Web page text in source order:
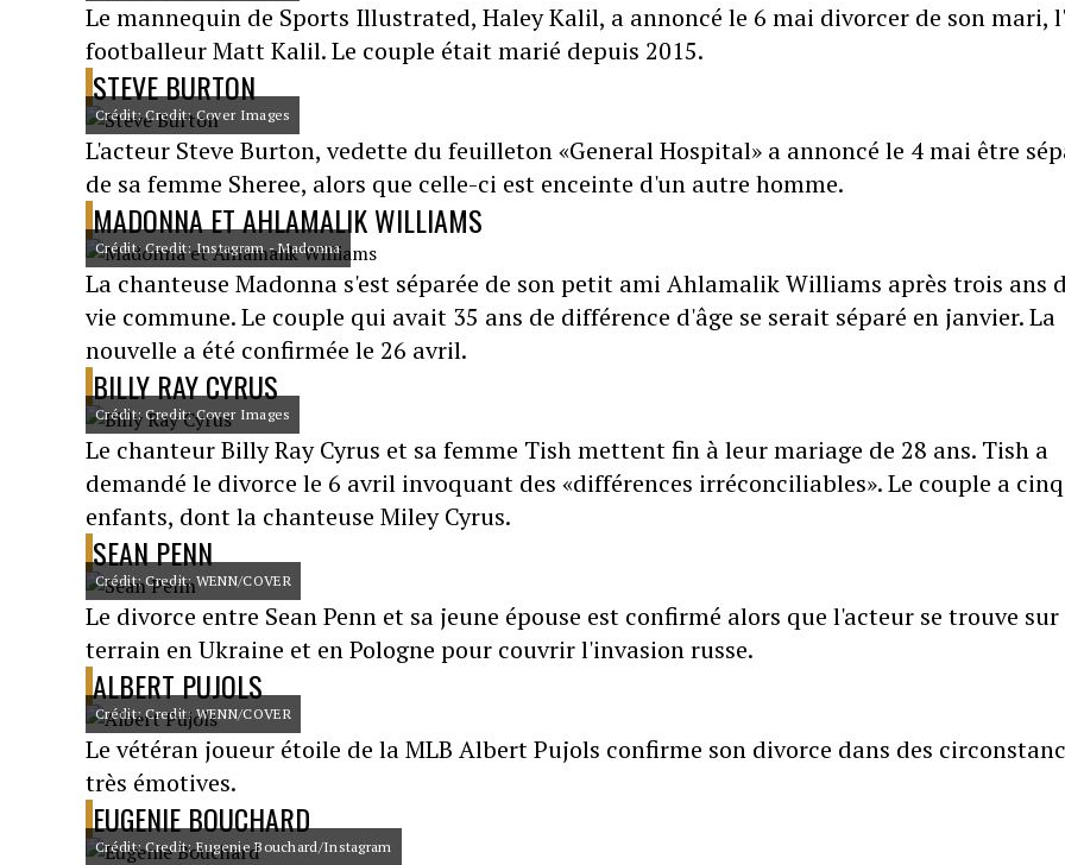
Le mannequin de Sports Illustrated, Haley Kalil, a annoncé le 6 mai divorcer de son mari,
footballeur Matt Kalil. Le couple était marié depuis 2015.
STEVE BURTON
Crédit: Credit: Cover Images
L'acteur Steve Burton, vedette du feuilleton «General Hospital» a annoncé le 4 mai être
de sa femme Sheree, alors que celle-ci est enceinte d'un autre homme.
MADONNA ET AHLAMALIK WILLIAMS
Crédit: Credit: Instagram - Madonna
La chanteuse Madonna s'est séparée de son petit ami Ahlamalik Williams après trois ans
vie commune. Le couple qui avait 35 ans de différence d'âge se serait séparé en janvier. La
nouvelle a été confirmée le 26 avril.
BILLY RAY CYRUS
Crédit: Credit: Cover Images
Le chanteur Billy Ray Cyrus et sa femme Tish mettent fin à leur mariage de 28 ans. Tish a
demandé le divorce le 6 avril invoquant des «différences irréconciliables». Le couple a cinq
enfants, dont la chanteuse Miley Cyrus.
SEAN PENN
Crédit: Credit: WENN/COVER
Le divorce entre Sean Penn et sa jeune épouse est confirmé alors que l'acteur se trouve sur
terrain en Ukraine et en Pologne pour couvrir l'invasion russe.
ALBERT PUJOLS
Crédit: Credit: WENN/COVER
Le vétéran joueur étoile de la MLB Albert Pujols confirme son divorce dans des
très émotives.
EUGENIE BOUCHARD
Crédit: Credit: Eugenie Bouchard/Instagram